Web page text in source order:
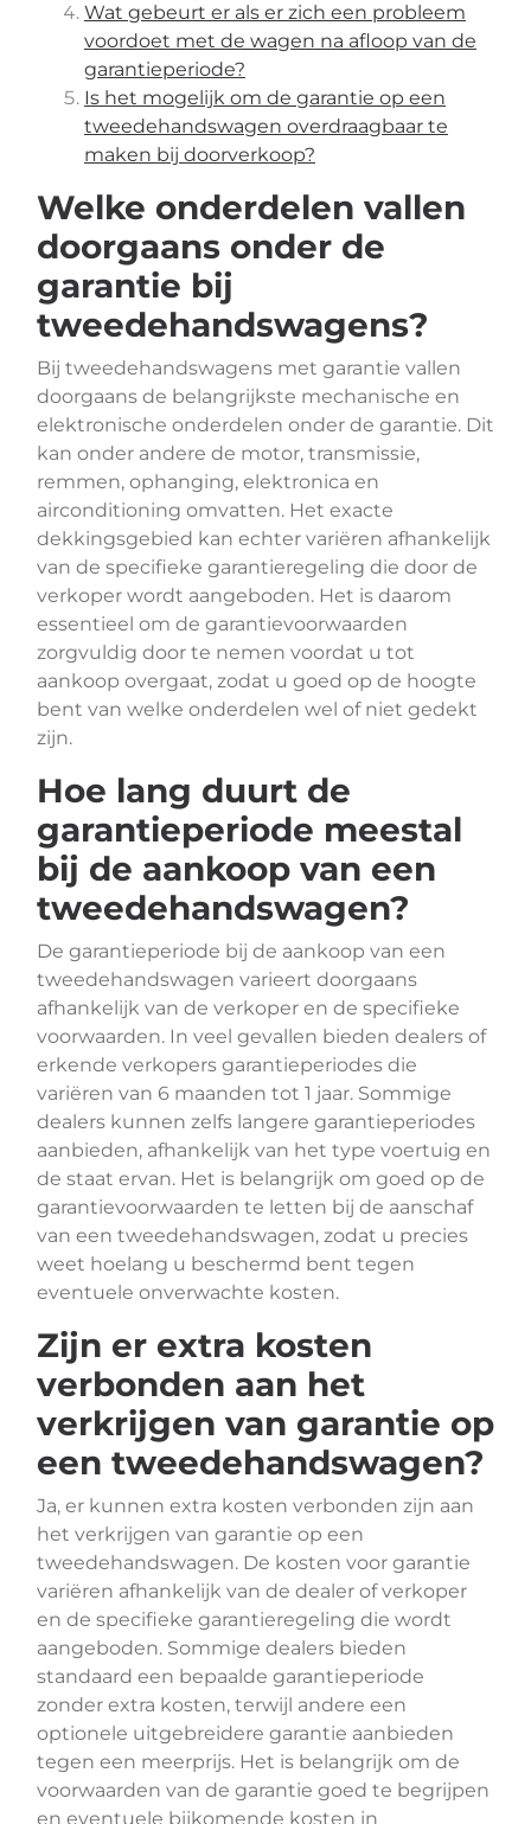
Wat gebeurt er als er zich een probleem
voordoet met de wagen na afloop van de
garantieperiode?
Is het mogelijk om de garantie op een
tweedehandswagen overdraagbaar te
maken bij doorverkoop?
Welke onderdelen vallen
doorgaans onder de
garantie bij
tweedehandswagens?
Bij tweedehandswagens met garantie vallen
doorgaans de belangrijkste mechanische en
elektronische onderdelen onder de garantie. Dit
kan onder andere de motor, transmissie,
remmen, ophanging, elektronica en
airconditioning omvatten. Het exacte
dekkingsgebied kan echter variëren afhankelijk
van de specifieke garantieregeling die door de
verkoper wordt aangeboden. Het is daarom
essentieel om de garantievoorwaarden
zorgvuldig door te nemen voordat u tot
aankoop overgaat, zodat u goed op de hoogte
bent van welke onderdelen wel of niet gedekt
zijn.
Hoe lang duurt de
garantieperiode meestal
bij de aankoop van een
tweedehandswagen?
De garantieperiode bij de aankoop van een
tweedehandswagen varieert doorgaans
afhankelijk van de verkoper en de specifieke
voorwaarden. In veel gevallen bieden dealers of
erkende verkopers garantieperiodes die
variëren van 6 maanden tot 1 jaar. Sommige
dealers kunnen zelfs langere garantieperiodes
aanbieden, afhankelijk van het type voertuig en
de staat ervan. Het is belangrijk om goed op de
garantievoorwaarden te letten bij de aanschaf
van een tweedehandswagen, zodat u precies
weet hoelang u beschermd bent tegen
eventuele onverwachte kosten.
Zijn er extra kosten
verbonden aan het
verkrijgen van garantie op
een tweedehandswagen?
Ja, er kunnen extra kosten verbonden zijn aan
het verkrijgen van garantie op een
tweedehandswagen. De kosten voor garantie
variëren afhankelijk van de dealer of verkoper
en de specifieke garantieregeling die wordt
aangeboden. Sommige dealers bieden
standaard een bepaalde garantieperiode
zonder extra kosten, terwijl andere een
optionele uitgebreidere garantie aanbieden
tegen een meerprijs. Het is belangrijk om de
voorwaarden van de garantie goed te begrijpen
en eventuele bijkomende kosten in